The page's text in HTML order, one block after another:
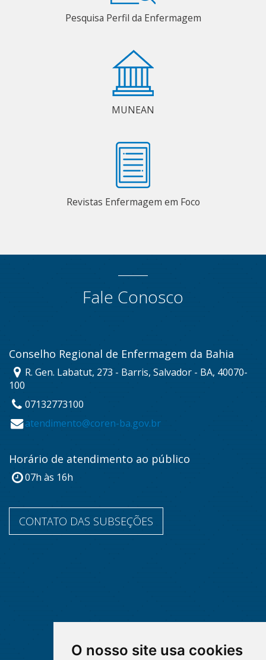
O nosso site usa cookies
Pesquisa Perfil da Enfermagem
MUNEAN
Revistas Enfermagem em Foco
Fale Conosco
Conselho Regional de Enfermagem da Bahia
R. Gen. Labatut, 273 - Barris, Salvador - BA, 40070-
100
07132773100
atendimento@coren-ba.gov.br
Horário de atendimento ao público
07h às 16h
CONTATO DAS SUBSEÇÕES